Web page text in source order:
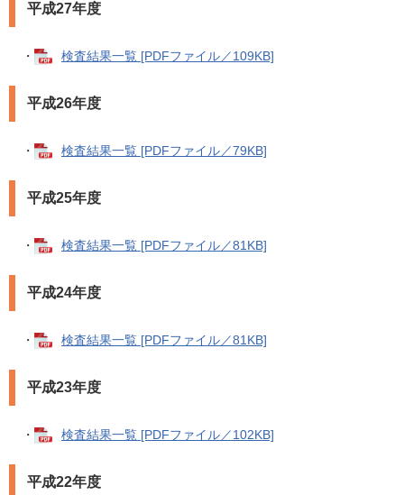
平成27年度
・ 検査結果一覧 [PDFファイル／109KB]
平成26年度
・ 検査結果一覧 [PDFファイル／79KB]
平成25年度
・ 検査結果一覧 [PDFファイル／81KB]
平成24年度
・ 検査結果一覧 [PDFファイル／81KB]
平成23年度
・ 検査結果一覧 [PDFファイル／102KB]
平成22年度